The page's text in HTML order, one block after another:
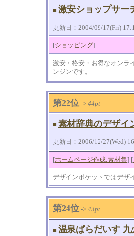
■ 激安ショップサー
更新日：2004/09/17(Fri)
[ショッピング]
激安・格安・お得なオンラ
ンジンです。
第22位-> 44pt
■ 素材辞典のデザイ
更新日：2006/12/27(Wed)
[ホームページ作成:素材集] [
デザインポケットではデザ
第24位-> 43pt
■ 温泉ぱらだいす 九